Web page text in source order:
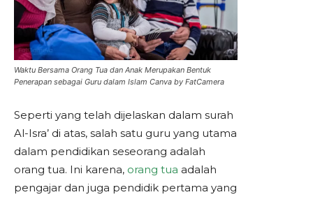
Waktu Bersama Orang Tua dan Anak Merupakan Bentuk
Penerapan sebagai Guru dalam Islam Canva by FatCamera
Seperti yang telah dijelaskan dalam surah
Al-Isra’ di atas, salah satu guru yang utama
dalam pendidikan seseorang adalah
orang tua. Ini karena, orang tua adalah
pengajar dan juga pendidik pertama yang